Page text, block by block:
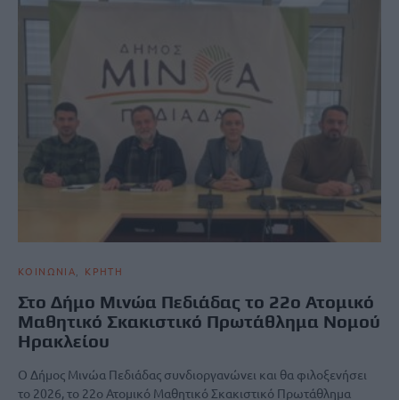
ΚΟΙΝΩΝΙΑ ΚΡΗΤΗ
Στο Δήμο Μινώα Πεδιάδας το 22ο Ατομικό
Μαθητικό Σκακιστικό Πρωτάθλημα Νομού
Ηρακλείου
Ο Δήμος Μινώα Πεδιάδας συνδιοργανώνει και θα φιλοξενήσει
το 2026, το 22ο Ατομικό Μαθητικό Σκακιστικό Πρωτάθλημα